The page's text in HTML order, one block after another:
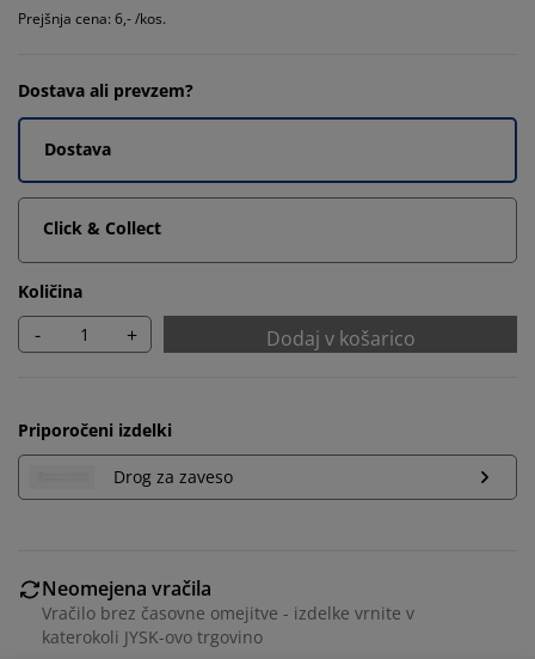
Prejšnja cena: 6,- /kos.
Dostava ali prevzem?
Dostava
Click & Collect
Količina
- + Dodaj v košarico
Priporočeni izdelki
Drog za zaveso
Neomejena vračila
Vračilo brez časovne omejitve - izdelke vrnite v
katerokoli JYSK-ovo trgovino